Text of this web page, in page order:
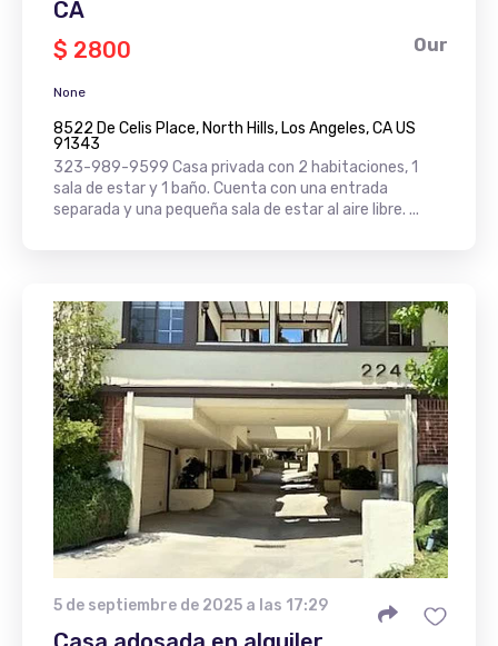
CA
$ 2800
Our
None
8522 De Celis Place, North Hills, Los Angeles, CA US
91343
323-989-9599 Casa privada con 2 habitaciones, 1
sala de estar y 1 baño. Cuenta con una entrada
separada y una pequeña sala de estar al aire libre. ...
5 de septiembre de 2025 a las 17:29